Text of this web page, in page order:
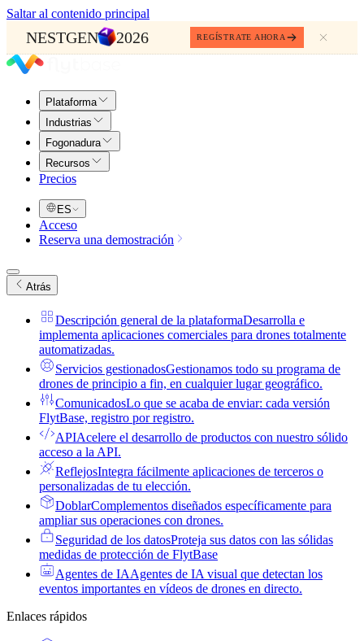
Saltar al contenido principal
NESTGEN 2026 REGÍSTRATE AHORA
Plataforma
Industrias
Fogonadura
Recursos
Precios
ES
Acceso
Reserva una demostración
Atrás
Descripción general de la plataformaDesarrolla e
implementa aplicaciones comerciales para drones totalmente
automatizadas.
Servicios gestionadosGestionamos todo su programa de
drones de principio a fin, en cualquier lugar geográfico.
ComunicadosLo que se acaba de enviar: cada versión
FlytBase, registro por registro.
APIAcelere el desarrollo de productos con nuestro sólido
acceso a la API.
ReflejosIntegra fácilmente aplicaciones de terceros o
personalizadas de tu elección.
DoblarComplementos diseñados específicamente para
ampliar sus operaciones con drones.
Seguridad de los datosProteja sus datos con las sólidas
medidas de protección de FlytBase
Agentes de IAAgentes de IA visual que detectan los
eventos importantes en vídeos de drones en directo.
Enlaces rápidos